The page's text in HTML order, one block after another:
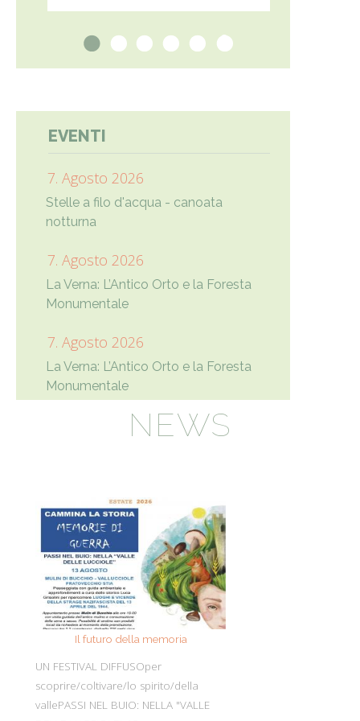
1 2 3 4 5 6
EVENTI
7. Agosto 2026
Stelle a filo d'acqua - canoata
notturna
7. Agosto 2026
La Verna: L’Antico Orto e la Foresta
Monumentale
7. Agosto 2026
La Verna: L’Antico Orto e la Foresta
Monumentale
NEWS
Il futuro della memoria
UN FESTIVAL DIFFUSOper
scoprire/coltivare/lo spirito/della
vallePASSI NEL BUIO: NELLA "VALLE